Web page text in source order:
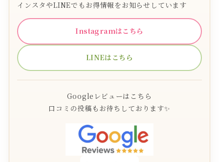
インスタやLINEでもお得情報をお知らせしています
Instagramはこちら
LINEはこちら
Googleレビューはこちら
口コミの投稿もお待ちしております✨